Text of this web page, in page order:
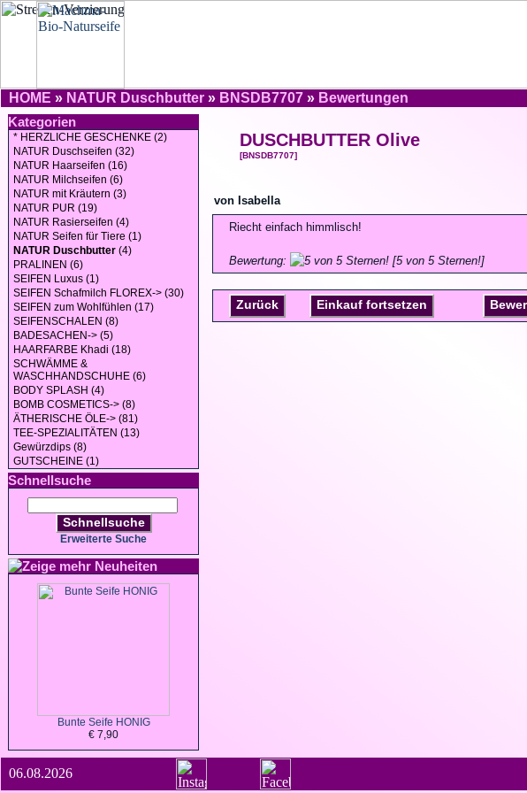
HOME » NATUR Duschbutter » BNSDB7707 » Bewertungen
Kategorien
* HERZLICHE GESCHENKE (2)
NATUR Duschseifen (32)
NATUR Haarseifen (16)
NATUR Milchseifen (6)
NATUR mit Kräutern (3)
NATUR PUR (19)
NATUR Rasierseifen (4)
NATUR Seifen für Tiere (1)
NATUR Duschbutter (4)
PRALINEN (6)
SEIFEN Luxus (1)
SEIFEN Schafmilch FLOREX-> (30)
SEIFEN zum Wohlfühlen (17)
SEIFENSCHALEN (8)
BADESACHEN-> (5)
HAARFARBE Khadi (18)
SCHWÄMME &
WASCHHANDSCHUHE (6)
BODY SPLASH (4)
BOMB COSMETICS-> (8)
ÄTHERISCHE ÖLE-> (81)
TEE-SPEZIALITÄTEN (13)
Gewürzdips (8)
GUTSCHEINE (1)
Schnellsuche
Schnellsuche
Erweiterte Suche
Neuheiten
Bunte Seife HONIG
€ 7,90
DUSCHBUTTER Olive
[BNSDB7707]
von Isabella
Riecht einfach himmlisch!
Bewertung: [5 von 5 Sternen!]
Zurück Einkauf fortsetzen
06.08.2026